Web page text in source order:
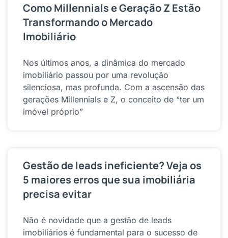
Como Millennials e Geração Z Estão
Transformando o Mercado
Imobiliário
Nos últimos anos, a dinâmica do mercado
imobiliário passou por uma revolução
silenciosa, mas profunda. Com a ascensão das
gerações Millennials e Z, o conceito de “ter um
imóvel próprio”
Gestão de leads ineficiente? Veja os
5 maiores erros que sua imobiliária
precisa evitar
Não é novidade que a gestão de leads
imobiliários é fundamental para o sucesso de